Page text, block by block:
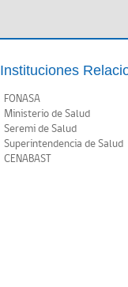
Instituciones
FONASA
Ministerio de Salud
Seremi de Salud
Superintendencia de Salud
CENABAST